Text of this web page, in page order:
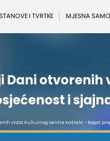
I TVRTKE MJESNA
Dani
i
vrata Kulturnog centra Kaštela – bogat